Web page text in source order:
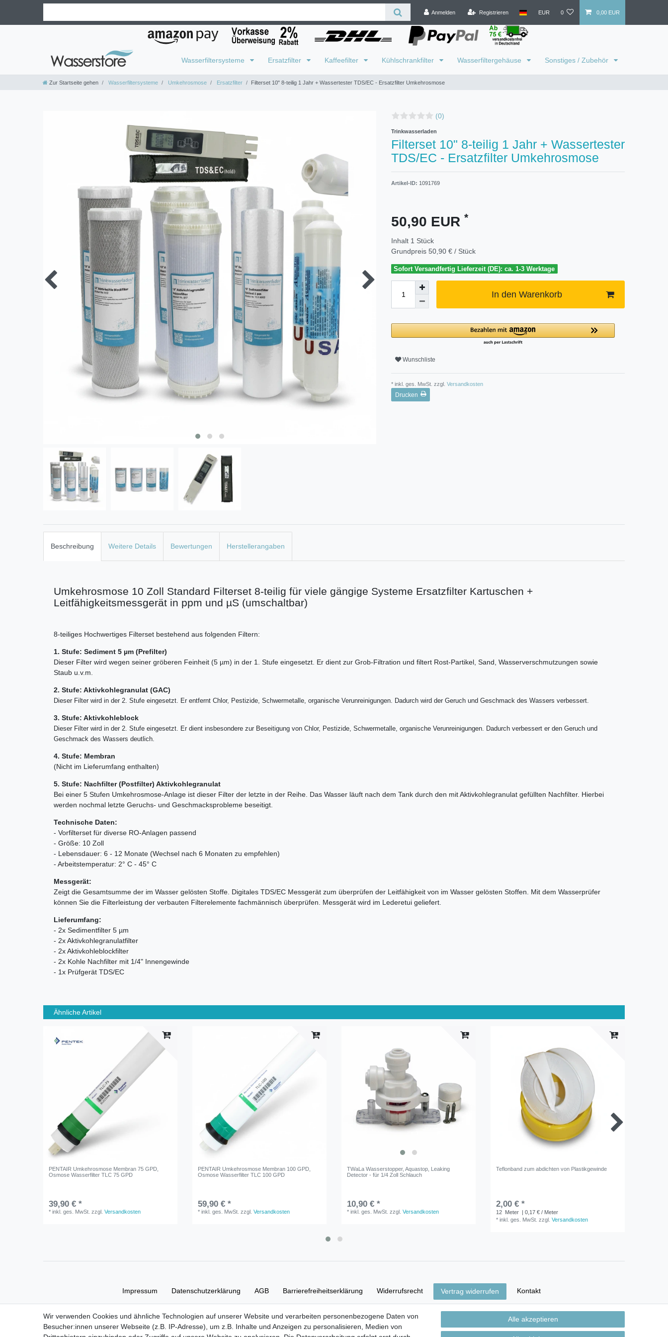
Anmelden Registrieren EUR 0 0,00 EUR
Wasserfiltersysteme Ersatzfilter Kaffeefilter Kühlschrankfilter Wasserfiltergehäuse Sonstiges / Zubehör
Zur Startseite gehen Wasserfiltersysteme Umkehrosmose Ersatzfilter Filterset 10" 8-teilig 1 Jahr + Wassertester TDS/EC - Ersatzfilter Umkehrosmose
(0)
Trinkwasserladen
Filterset 10" 8-teilig 1 Jahr + Wassertester
TDS/EC - Ersatzfilter Umkehrosmose
Artikel-ID: 1091769
50,90 EUR *
Inhalt 1 Stück
Grundpreis 50,90 € / Stück
Sofort Versandfertig Lieferzeit (DE): ca. 1-3 Werktage
In den Warenkorb
Wunschliste
* inkl. ges. MwSt. zzgl. Versandkosten
Drucken
Beschreibung Weitere Details Bewertungen Herstellerangaben
Umkehrosmose 10 Zoll Standard Filterset 8-teilig für viele gängige Systeme Ersatzfilter Kartuschen +
Leitfähigkeitsmessgerät in ppm und µS (umschaltbar)
8-teiliges Hochwertiges Filterset bestehend aus folgenden Filtern:
1. Stufe: Sediment 5 µm (Prefilter)
Dieser Filter wird wegen seiner gröberen Feinheit (5 µm) in der 1. Stufe eingesetzt. Er dient zur Grob-Filtration und filtert Rost-Partikel, Sand, Wasserverschmutzungen sowie
Staub u.v.m.
2. Stufe: Aktivkohlegranulat (GAC)
Dieser Filter wird in der 2. Stufe eingesetzt. Er entfernt Chlor, Pestizide, Schwermetalle, organische Verunreinigungen. Dadurch wird der Geruch und Geschmack des Wassers verbessert.
3. Stufe: Aktivkohleblock
Dieser Filter wird in der 2. Stufe eingesetzt. Er dient insbesondere zur Beseitigung von Chlor, Pestizide, Schwermetalle, organische Verunreinigungen. Dadurch verbessert er den Geruch und
Geschmack des Wassers deutlich.
4. Stufe: Membran
(Nicht im Lieferumfang enthalten)
5. Stufe: Nachfilter (Postfilter) Aktivkohlegranulat
Bei einer 5 Stufen Umkehrosmose-Anlage ist dieser Filter der letzte in der Reihe. Das Wasser läuft nach dem Tank durch den mit Aktivkohlegranulat gefüllten Nachfilter. Hierbei
werden nochmal letzte Geruchs- und Geschmacksprobleme beseitigt.
Technische Daten:
- Vorfilterset für diverse RO-Anlagen passend
- Größe: 10 Zoll
- Lebensdauer: 6 - 12 Monate (Wechsel nach 6 Monaten zu empfehlen)
- Arbeitstemperatur: 2° C - 45° C
Messgerät:
Zeigt die Gesamtsumme der im Wasser gelösten Stoffe. Digitales TDS/EC Messgerät zum überprüfen der Leitfähigkeit von im Wasser gelösten Stoffen. Mit dem Wasserprüfer
können Sie die Filterleistung der verbauten Filterelemente fachmännisch überprüfen. Messgerät wird im Lederetui geliefert.
Lieferumfang:
- 2x Sedimentfilter 5 µm
- 2x Aktivkohlegranulatfilter
- 2x Aktivkohleblockfilter
- 2x Kohle Nachfilter mit 1/4" Innengewinde
- 1x Prüfgerät TDS/EC
Ähnliche Artikel
PENTAIR Umkehrosmose Membran 75 GPD,
Osmose Wasserfilter TLC 75 GPD
39,90 € *
*inkl. ges. MwSt. zzgl.Versandkosten
PENTAIR Umkehrosmose Membran 100 GPD,
Osmose Wasserfilter TLC 100 GPD
59,90 € *
*inkl. ges. MwSt. zzgl.Versandkosten
TWaLa Wasserstopper, Aquastop, Leaking
Detector - für 1/4 Zoll Schlauch
10,90 € *
*inkl. ges. MwSt. zzgl.Versandkosten
Teflonband zum abdichten von Plastikgewinde
2,00 € *
12 Meter
| 0,17 € / Meter
*inkl. ges. MwSt. zzgl.Versandkosten
Impressum Daten­schutz­erklärung AGB Barrierefreiheitserklärung Widerrufs­recht Vertrag widerrufen Kontakt
Versand- & Zahlungsbedingungen
Wir verwenden Cookies und ähnliche Technologien auf unserer Website und verarbeiten personenbezogene Daten von
Besucher:innen unserer Webseite (z.B. IP-Adresse), um z.B. Inhalte und Anzeigen zu personalisieren, Medien von
Alle akzeptieren